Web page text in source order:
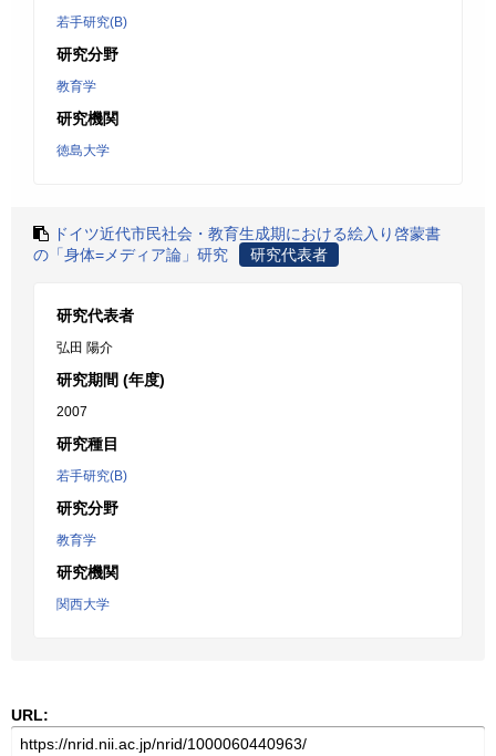
若手研究(B)
研究分野
教育学
研究機関
徳島大学
ドイツ近代市民社会・教育生成期における絵入り啓蒙書
の「身体=メディア論」研究
研究代表者
研究代表者
弘田 陽介
研究期間 (年度)
2007
研究種目
若手研究(B)
研究分野
教育学
研究機関
関西大学
URL: